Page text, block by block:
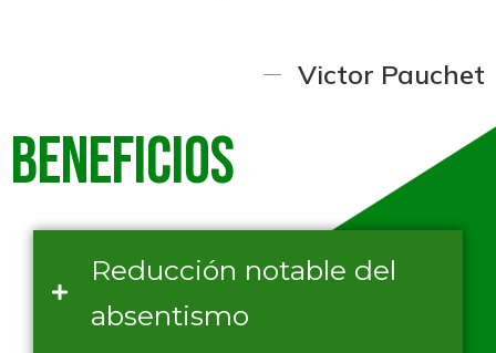
Victor Pauchet
Beneficios
Reducción notable del
absentismo